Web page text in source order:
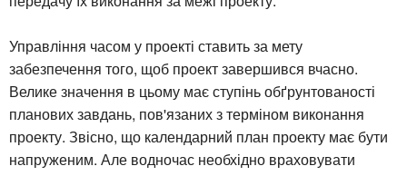
Управління часом у проекті ставить за мету
забезпечення того, щоб проект завершився вчасно.
Велике значення в цьому має ступінь обґрунтованості
планових завдань, пов'язаних з терміном виконання
проекту. Звісно, що календарний план проекту має бути
напруженим. Але водночас необхідно враховувати